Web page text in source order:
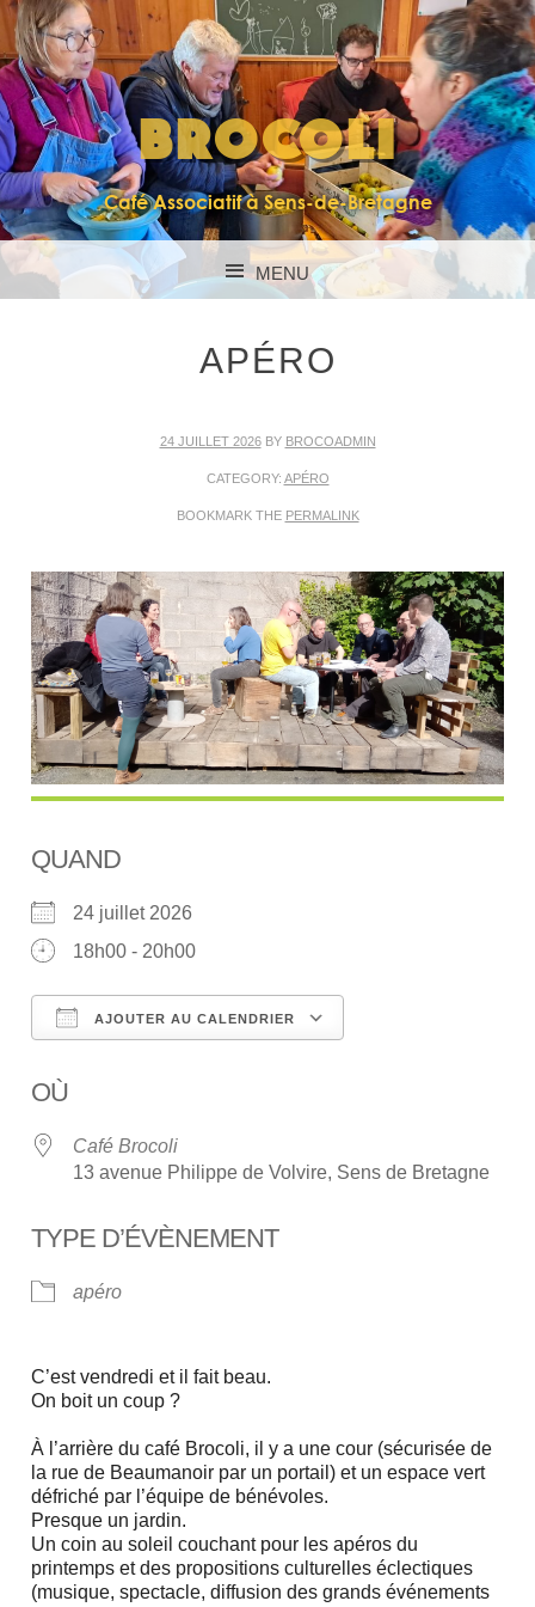
BROCOLI
Café Associatif à Sens-de-Bretagne
MENU
APÉRO
24 JUILLET 2026BY BROCOADMIN
CATEGORY: APÉRO
BOOKMARK THE PERMALINK
QUAND
24 juillet 2026
18h00 - 20h00
AJOUTER AU CALENDRIER
OÙ
Café Brocoli
13 avenue Philippe de Volvire, Sens de Bretagne
TYPE D’ÉVÈNEMENT
apéro
C’est vendredi et il fait beau.
On boit un coup ?
À l’arrière du café Brocoli, il y a une cour (sécurisée de
la rue de Beaumanoir par un portail) et un espace vert
défriché par l’équipe de bénévoles.
Presque un jardin.
Un coin au soleil couchant pour les apéros du
printemps et des propositions culturelles éclectiques
(musique, spectacle, diffusion des grands événements